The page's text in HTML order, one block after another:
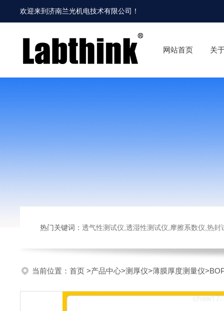
欢迎来到济南兰光机电技术有限公司 ！
网站首页 关
热门关键词： 透气性测试仪,透湿性测试仪,摩擦系数仪,热封试验仪,
当前位置： 首页 >产品中心>测厚仪>薄膜厚度测量仪